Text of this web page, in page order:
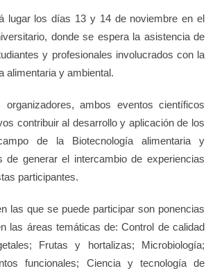
lugar los días 13 y 14 de noviembre en el
donde se espera la asistencia de
y profesionales involucrados con la
alimentaria y ambiental.
ambos eventos científicos
contribuir al desarrollo y aplicación de los
de la Biotecnología alimentaria y
de generar el intercambio de experiencias
participantes.
las que se puede participar son ponencias
las áreas temáticas de: Control de calidad
Frutas y hortalizas; Microbiología;
funcionales; Ciencia y tecnología de